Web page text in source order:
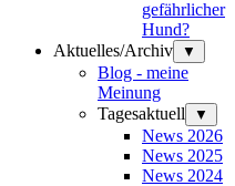
gefährlicher
Hund?
Aktuelles/Archiv
▼
Blog - meine
Meinung
Tagesaktuell
▼
News 2026
News 2025
News 2024